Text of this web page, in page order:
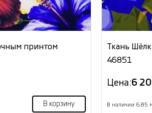
принтом
В корзину
Ткань
46851
Цена:6
В наличии 6.85